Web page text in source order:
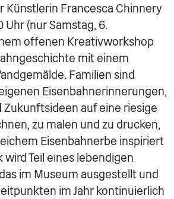
Künstlerin Francesca Chinnery
Uhr (nur Samstag, 6.
offenen Kreativworkshop
mit einem
Familien sind
Eisenbahnerinnerungen,
Zukunftsideen auf eine riesige
zu malen und zu drucken,
Eisenbahnerbe inspiriert
Teil eines lebendigen
im Museum ausgestellt und
im Jahr kontinuierlich